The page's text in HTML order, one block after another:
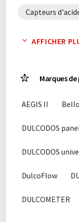
Capteurs
capteurs de pH
conteneurs de
Convertisseurs
désinfecteurs
détecteurs de
filtres
AFFICHER
Marques
AEGIS II
DULCODOS
DULCODOS
DulcoFlow
DULCOMETER